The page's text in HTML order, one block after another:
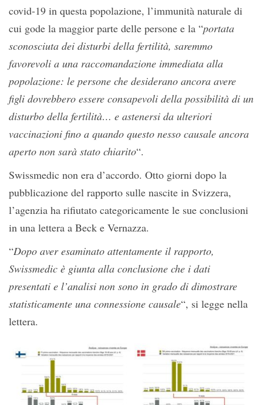
covid-19 in questa popolazione, l’immunità naturale di
cui gode la maggior parte delle persone e la “portata
sconosciuta dei disturbi della fertilità, saremmo
favorevoli a una raccomandazione immediata alla
popolazione: le persone che desiderano ancora avere
figli dovrebbero essere consapevoli della possibilità di un
disturbo della fertilità… e astenersi da ulteriori
vaccinazioni fino a quando questo nesso causale ancora
aperto non sarà stato chiarito“.
Swissmedic non era d’accordo. Otto giorni dopo la
pubblicazione del rapporto sulle nascite in Svizzera,
l’agenzia ha rifiutato categoricamente le sue conclusioni
in una lettera a Beck e Vernazza.
“Dopo aver esaminato attentamente il rapporto,
Swissmedic è giunta alla conclusione che i dati
presentati e l’analisi non sono in grado di dimostrare
statisticamente una connessione causale“, si legge nella
lettera.